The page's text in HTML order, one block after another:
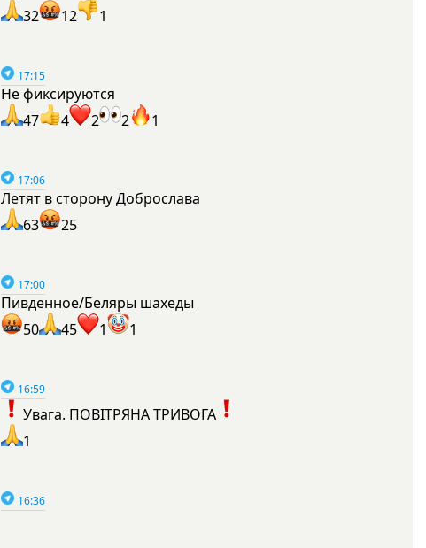
32
12 1
17:15
Не фиксируются
47
4 2 2 1
17:06
Летят в сторону Доброслава
63
25
17:00
Пивденное/Беляры шахеды
50
45 1 1
16:59
Увага. ПОВІТРЯНА ТРИВОГА
1
16:36